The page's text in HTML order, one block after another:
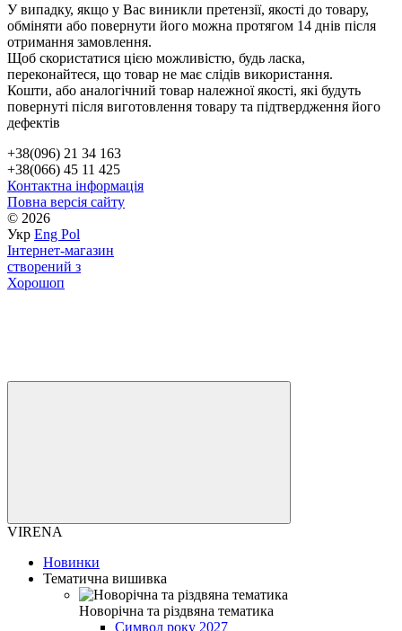
У випадку, якщо у Вас виникли претензії, якості до товару,
обміняти або повернути його можна протягом 14 днів після
отримання замовлення.
Щоб скористатися цією можливістю, будь ласка,
переконайтеся, що товар не має слідів використання.
Кошти, або аналогічний товар належної якості, які будуть
повернуті після виготовлення товару та підтвердження його
дефектів
+38(096) 21 34 163
+38(066) 45 11 425
Контактна інформація
Повна версія сайту
© 2026
Укр Eng Pol
Інтернет-магазин
створений з
Хорошоп
VIRENA
Новинки
Тематична вишивка
Новорічна та різдвяна тематика
Символ року 2027